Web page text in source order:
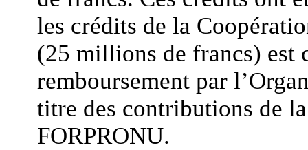
les crédits de la
(25 millions de francs) est
remboursement par
titre des contributions de
FORPRONU.